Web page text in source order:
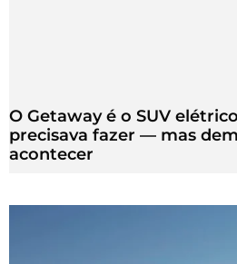
O Getaway é o SUV
precisava fazer — mas
acontecer